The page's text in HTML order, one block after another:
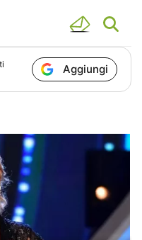
Aggiungi